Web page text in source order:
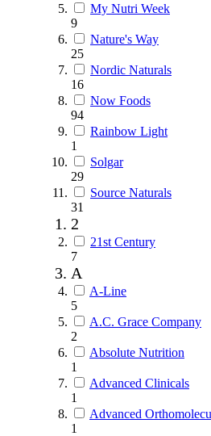
My Nutri Week
9
Nature's Way
25
Nordic Naturals
16
Now Foods
94
Rainbow Light
1
Solgar
29
Source Naturals
31
2
21st Century
7
A
A-Line
5
A.C. Grace Company
2
Absolute Nutrition
1
Advanced Clinicals
1
Advanced
1